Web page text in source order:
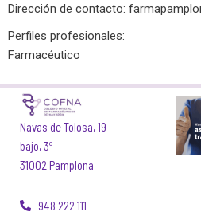
Dirección de contacto:
Perfiles profesionales:
Farmacéutico
Navas de Tolosa, 19
bajo, 3º
31002 Pamplona
948 222 111